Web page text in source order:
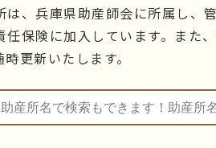
、兵庫県助産師会に所属し
保険に加入しています。ま
更新いたします。